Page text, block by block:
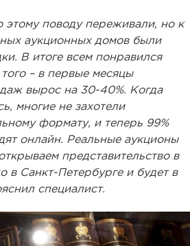
этому поводу переживали, но к
аукционных домов были
В итоге всем понравился
– в первые месяцы
вырос на 30-40%. Когда
многие не захотели
формату, и теперь 99%
онлайн. Реальные аукционы
представительство в
в Санкт-Петербурге и будет в
специалист.